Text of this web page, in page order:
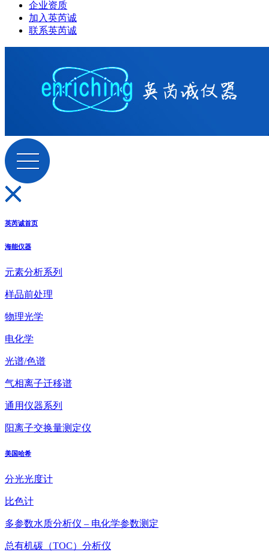
企业资质
加入英芮诚
联系英芮诚
英芮诚首页
海能仪器
元素分析系列
样品前处理
物理光学
电化学
光谱/色谱
气相离子迁移谱
通用仪器系列
阳离子交换量测定仪
美国哈希
分光光度计
比色计
多参数水质分析仪 – 电化学参数测定
总有机碳（TOC）分析仪